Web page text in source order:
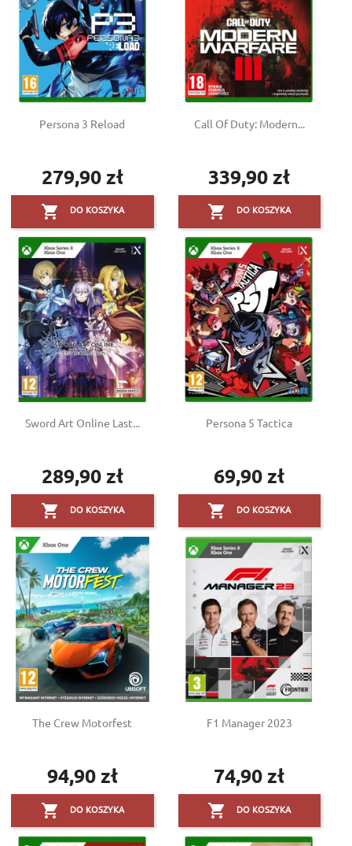
Persona 3 Reload
Cena
279,90 zł
 DO KOSZYKA
Call Of Duty: Modern...
Cena
339,90 zł
 DO KOSZYKA
Sword Art Online Last...
Cena
289,90 zł
 DO KOSZYKA
Persona 5 Tactica
Cena
69,90 zł
 DO KOSZYKA
The Crew Motorfest
Cena
94,90 zł
 DO KOSZYKA
F1 Manager 2023
Cena
74,90 zł
 DO KOSZYKA